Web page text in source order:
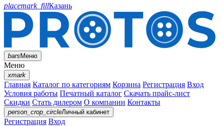
placemark_fillКазань
barsМеню
Меню
xmark
Главная Каталог по категориям Корзина Регистрация Вход
Условия работы Печатный каталог Скачать прайс-лист
Скидки Стать дилером О компании Контакты
person_crop_circleЛичный кабинет
Регистрация Вход